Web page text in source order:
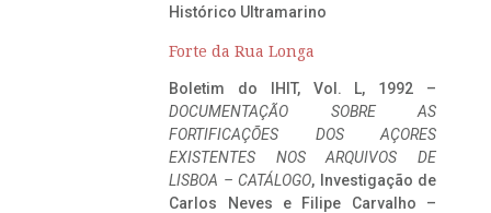
Histórico Ultramarino
Forte da Rua Longa
Boletim do IHIT, Vol. L, 1992 –
DOCUMENTAÇÃO SOBRE AS
FORTIFICAÇÕES DOS AÇORES
EXISTENTES NOS ARQUIVOS DE
LISBOA – CATÁLOGO, Investigação de
Carlos Neves e Filipe Carvalho –